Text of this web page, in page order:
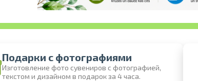
Подарки с фотографиями
Изготовление фото сувениров с фотографией,
текстом и дизайном в подарок за 4 часа.